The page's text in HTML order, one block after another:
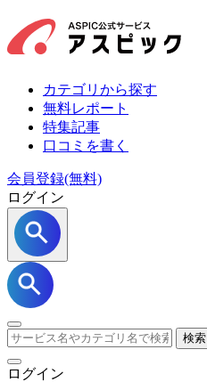
カテゴリから探す
無料レポート
特集記事
口コミを書く
会員登録(無料)
ログイン
検索
ログイン